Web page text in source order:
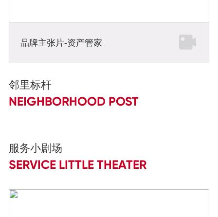
品牌主张片-资产管家
邻里标杆
NEIGHBORHOOD POST
服务小剧场
SERVICE LITTLE THEATER